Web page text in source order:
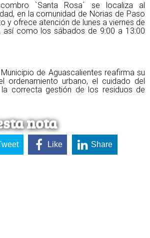
`Santa Rosa´ se localiza al
en la comunidad de Norias de Paso
y ofrece atención de lunes a viernes de
así como los sábados de 9:00 a 13:00
de Aguascalientes reafirma su
ordenamiento urbano, el cuidado del
correcta gestión de los residuos de
nota
Like Share